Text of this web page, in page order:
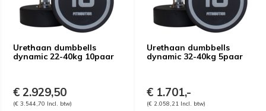
Urethaan dumbbells
dynamic 22-40kg 10paar
€ 2.929,50
(€ 3.544,70 Incl. btw)
Urethaan dumbbells
dynamic 32-40kg 5paar
€ 1.701,-
(€ 2.058,21 Incl. btw)